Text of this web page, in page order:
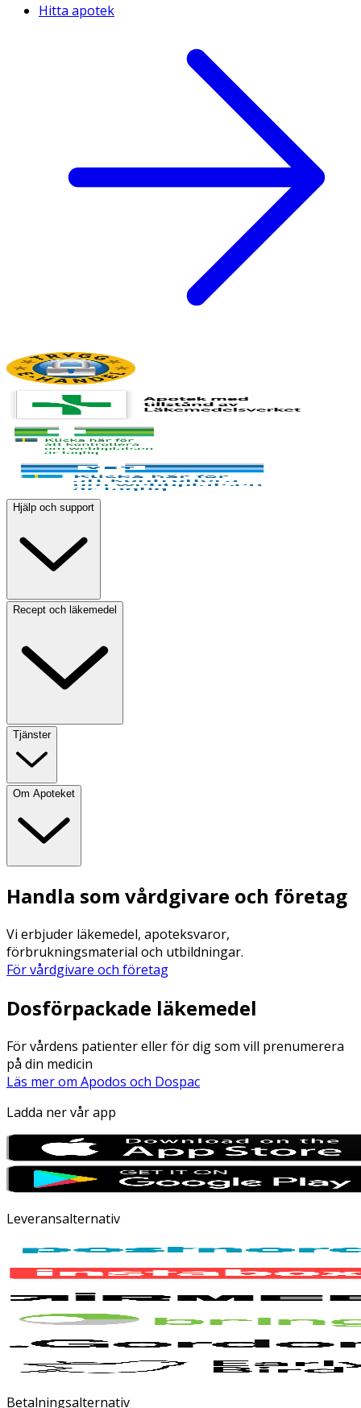
Hitta apotek
Hjälp och support
Recept och läkemedel
Tjänster
Om Apoteket
Handla som vårdgivare och företag
Vi erbjuder läkemedel, apoteksvaror,
förbrukningsmaterial och utbildningar.
För vårdgivare och företag
Dosförpackade läkemedel
För vårdens patienter eller för dig som vill prenumerera
på din medicin
Läs mer om Apodos och Dospac
Ladda ner vår app
Leveransalternativ
Betalningsalternativ